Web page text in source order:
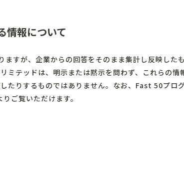
情報について
すが、企業からの回答をそのまま集計し反映した
ミテッドは、明示または黙示を問わず、これらの情
たりするものではありません。なお、Fast 50プロ
りご覧いただけます。